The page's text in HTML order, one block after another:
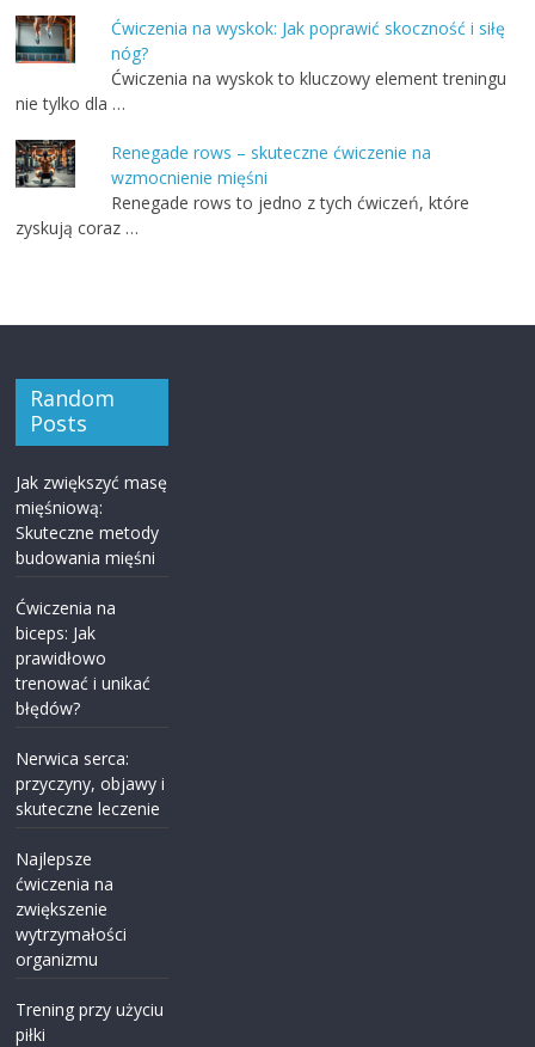
Ćwiczenia na wyskok: Jak poprawić skoczność i siłę
nóg?
Ćwiczenia na wyskok to kluczowy element treningu
nie tylko dla …
Renegade rows – skuteczne ćwiczenie na
wzmocnienie mięśni
Renegade rows to jedno z tych ćwiczeń, które
zyskują coraz …
Random
Posts
Jak zwiększyć masę
mięśniową:
Skuteczne metody
budowania mięśni
Ćwiczenia na
biceps: Jak
prawidłowo
trenować i unikać
błędów?
Nerwica serca:
przyczyny, objawy i
skuteczne leczenie
Najlepsze
ćwiczenia na
zwiększenie
wytrzymałości
organizmu
Trening przy użyciu
piłki